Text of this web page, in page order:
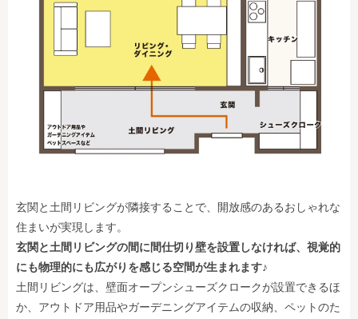
玄関と土間リビングが隣接することで、開放感のあるおしゃれな
住まいが実現します。
玄関と土間リビングの間に間仕切り壁を設置しなければ、視覚的
にも物理的にも広がりを感じる空間が生まれます♪
土間リビングは、壁面オープンシューズクロークが設置できるほ
か、アウトドア用品やガーデニングアイテムの収納、ペットのた